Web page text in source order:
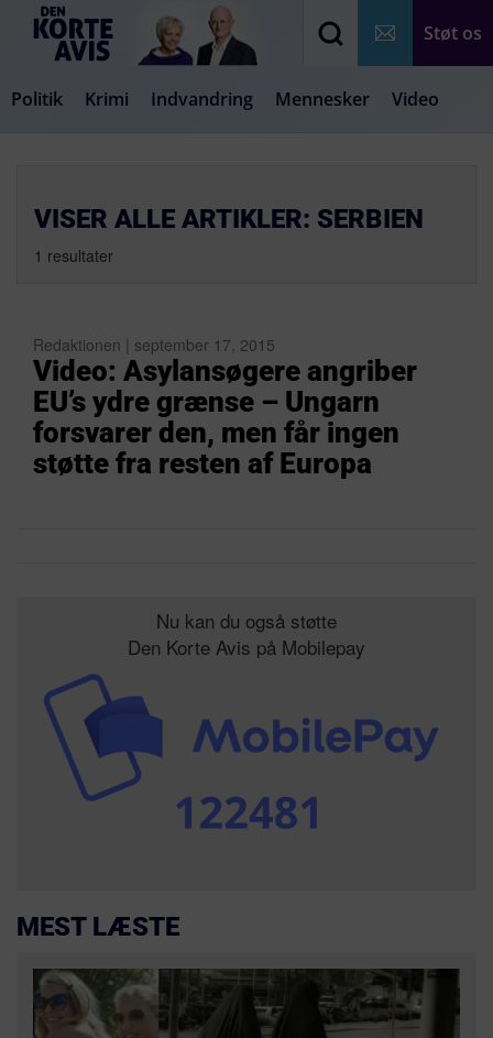
Støt os
Politik Krimi Indvandring Mennesker Video
VISER ALLE ARTIKLER: SERBIEN
1 resultater
Redaktionen | september 17, 2015
Video: Asylansøgere angriber
EU’s ydre grænse – Ungarn
forsvarer den, men får ingen
støtte fra resten af Europa
Nu kan du også støtte
Den Korte Avis på Mobilepay
MEST LÆSTE